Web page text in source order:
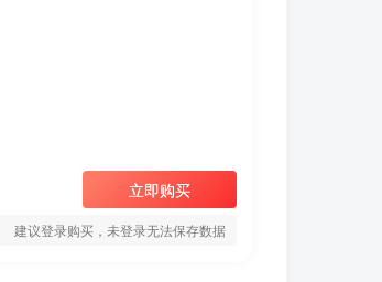
立即购买
建议登录购买，未登录无法保存数据